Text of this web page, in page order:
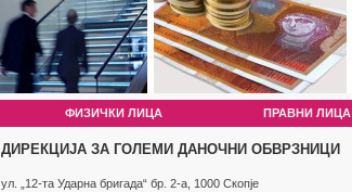
ФИЗИЧКИ ЛИЦА ПРАВНИ ЛИЦА
ДИРЕКЦИЈА ЗА ГОЛЕМИ ДАНОЧНИ ОБВРЗНИЦИ
ул. „12-та Ударна бригада“ бр. 2-а, 1000 Скопје